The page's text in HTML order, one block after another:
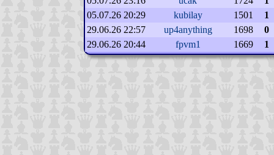
05.07.26 20:29
kubilay 1501
1
29.06.26 22:57
up4anything 1698
0
29.06.26 20:44
fpvm1 1669 1